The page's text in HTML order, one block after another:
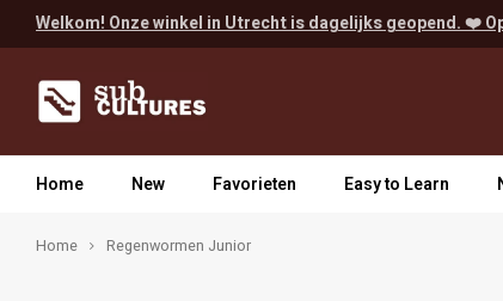
Welkom! Onze winkel in Utrecht is dagelijks geopend. ❤️
Home New Favorieten Easy to Learn
Home Regenwormen Junior